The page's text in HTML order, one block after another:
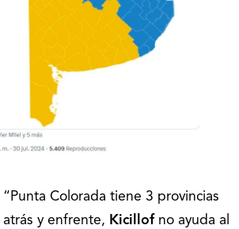
“Punta Colorada tiene 3 provincias
atrás y enfrente, Kicillof no ayuda al